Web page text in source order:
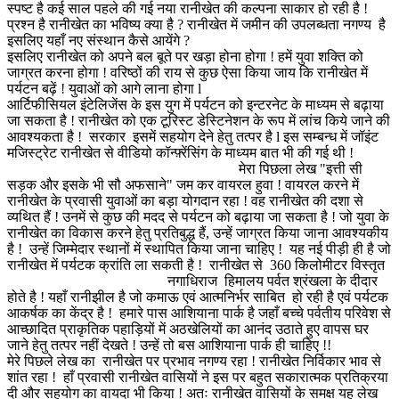
स्पष्ट है कई साल पहले की गई नया रानीखेत की कल्पना साकार हो रही है !
प्रश्न है रानीखेत का भविष्य क्या है ? रानीखेत में जमीन की उपलब्धता नगण्य है
इसलिए यहाँ नए संस्थान कैसे आयेंगे ?
इसलिए रानीखेत को अपने बल बूते पर खड़ा होना होगा ! हमें युवा शक्ति को
जाग्रत करना होगा ! वरिष्ठों की राय से कुछ ऐसा किया जाय कि रानीखेत में
पर्यटन बढ़ें ! युवाओं को आगे लाना होगा l
आर्टिफीसियल इंटेलिजेंस के इस युग में पर्यटन को इन्टरनेट के माध्यम से बढ़ाया
जा सकता है ! रानीखेत को एक टूरिस्ट डेस्टिनेशन के रूप में लांच किये जाने की
आवश्यकता है ! सरकार इसमें सहयोग देने हेतु तत्पर है l इस सम्बन्ध में जॉइंट
मजिस्ट्रेट रानीखेत से वीडियो कॉन्फ़्रेंसिंग के माध्यम बात भी की गई थी !
मेरा पिछला लेख "इत्ती सी
सड़क और इसके भी सौ अफसाने" जम कर वायरल हुवा ! वायरल करने में
रानीखेत के प्रवासी युवाओं का बड़ा योगदान रहा ! वह रानीखेत की दशा से
व्यथित हैं ! उनमें से कुछ की मदद से पर्यटन को बढ़ाया जा सकता है ! जो युवा के
रानीखेत का विकास करने हेतु प्रतिबुद्ध हैं, उन्हें जाग्रत किया जाना आवश्यकीय
है ! उन्हें जिम्मेदार स्थानों में स्थापित किया जाना चाहिए ! यह नई पीड़ी ही है जो
रानीखेत में पर्यटक क्रांति ला सकती है ! रानीखेत से 360 किलोमीटर विस्तृत
नगाधिराज हिमालय पर्वत श्रंखला के दीदार
होते है ! यहाँ रानीझील है जो कमाऊ एवं आत्मनिर्भर साबित हो रही है एवं पर्यटक
आकर्षक का केंद्र है ! हमारे पास आशियाना पार्क है जहाँ बच्चे पर्वतीय परिवेश से
आच्छादित प्राकृतिक पहाड़ियों में अठखेलियों का आनंद उठाते हुए वापस घर
जाने हेतु तत्पर नहीं देखते ! उन्हें तो बस आशियाना पार्क ही चाहिए !!
मेरे पिछले लेख का रानीखेत पर प्रभाव नगण्य रहा ! रानीखेत निर्विकार भाव से
शांत रहा ! हाँ प्रवासी रानीखेत वासियों ने इस पर बहुत सकारात्मक प्रतिक्रया
दी और सहयोग का वायदा भी किया ! अतः रानीखेत वासियों के समक्ष यह लेख